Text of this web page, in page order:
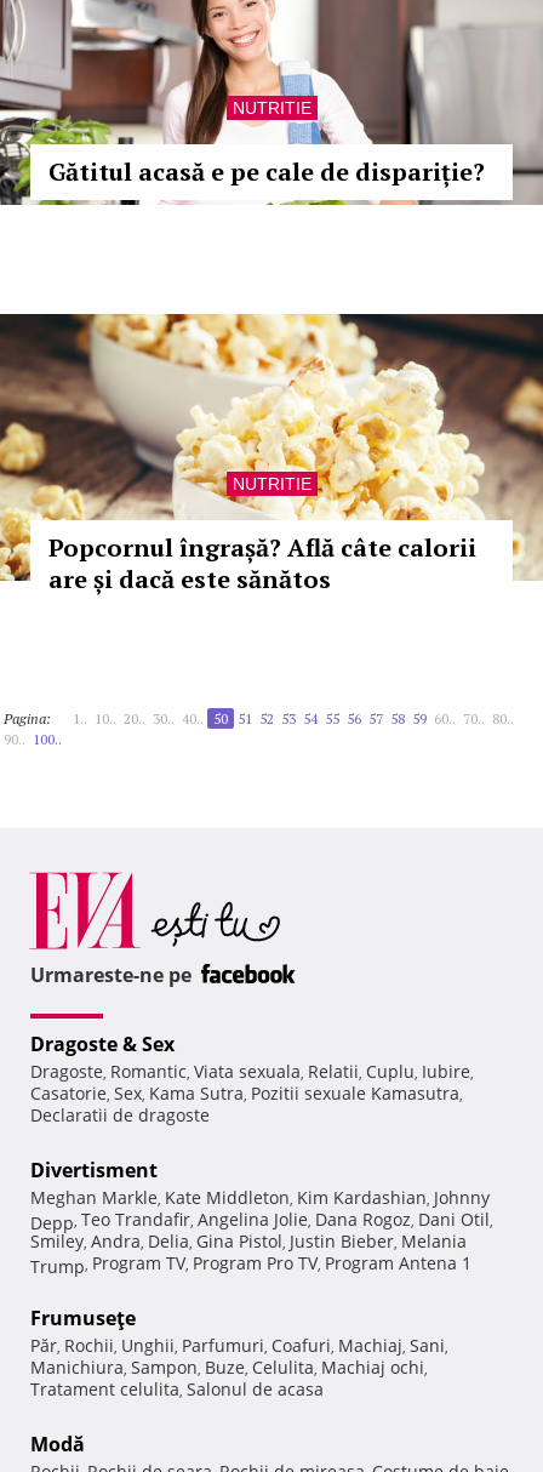
NUTRITIE
Gătitul acasă e pe cale de dispariție?
NUTRITIE
Popcornul îngrașă? Află câte calorii
are și dacă este sănătos
Pagina: 1.. 10.. 20.. 30.. 40.. 50 51 52 53 54 55 56 57 58 59 60.. 70.. 80..
90.. 100..
Urmareste-ne pe
Dragoste & Sex
Dragoste, Romantic, Viata sexuala, Relatii, Cuplu, Iubire,
Casatorie, Sex, Kama Sutra, Pozitii sexuale Kamasutra,
Declaratii de dragoste
Divertisment
Meghan Markle, Kate Middleton, Kim Kardashian, Johnny
Depp, Teo Trandafir, Angelina Jolie, Dana Rogoz, Dani Otil,
Smiley, Andra, Delia, Gina Pistol, Justin Bieber, Melania
Trump, Program TV, Program Pro TV, Program Antena 1
Frumuseţe
Păr, Rochii, Unghii, Parfumuri, Coafuri, Machiaj, Sani,
Manichiura, Sampon, Buze, Celulita, Machiaj ochi,
Tratament celulita, Salonul de acasa
Modă